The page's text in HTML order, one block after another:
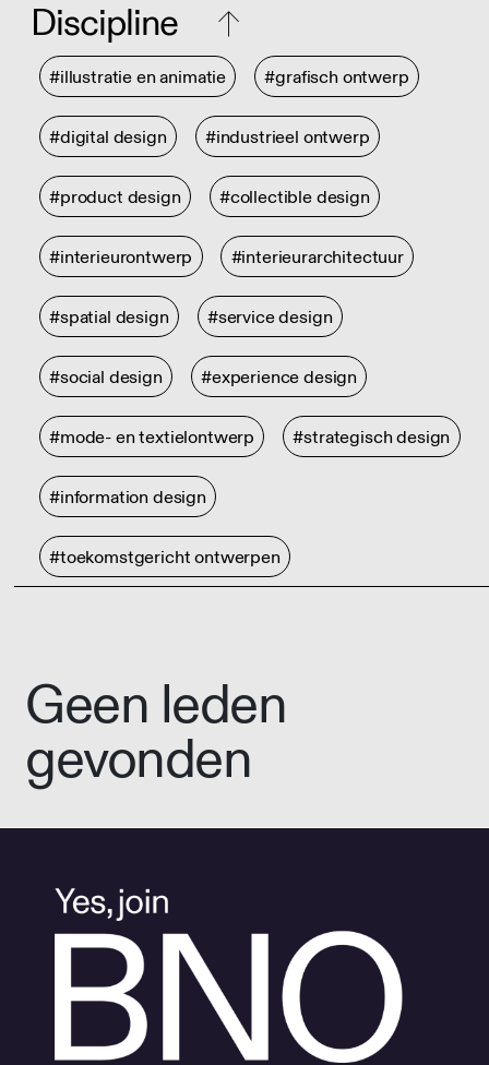
Discipline
#illustratie en animatie #grafisch ontwerp
#digital design #industrieel ontwerp
#product design #collectible design
#interieurontwerp #interieurarchitectuur
#spatial design #service design
#social design #experience design
#mode- en textielontwerp #strategisch design
#information design
#toekomstgericht ontwerpen
Geen leden
gevonden